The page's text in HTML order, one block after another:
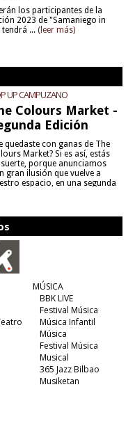
los participantes de la
2023 de "Samaniego in
... (leer más)
UP CAMPUZANO
Colours Market -
Edición
quedaste con ganas de The
Market? Si es así, estás
suerte, porque anunciamos
gran ilusión que vuelve a
espacio, en una segunda
MÚSICA
BBK LIVE
Festival Música
Música Infantil
Música
Festival Música
Musical
365 Jazz Bilbao
Musiketan